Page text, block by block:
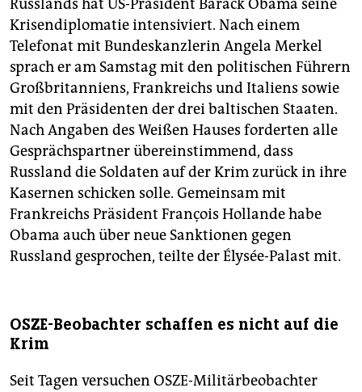
Russlands hat US-Präsident Barack Obama seine
Krisendiplomatie intensiviert. Nach einem
Telefonat mit Bundeskanzlerin Angela Merkel
sprach er am Samstag mit den politischen Führern
Großbritanniens, Frankreichs und Italiens sowie
mit den Präsidenten der drei baltischen Staaten.
Nach Angaben des Weißen Hauses forderten alle
Gesprächspartner übereinstimmend, dass
Russland die Soldaten auf der Krim zurück in ihre
Kasernen schicken solle. Gemeinsam mit
Frankreichs Präsident François Hollande habe
Obama auch über neue Sanktionen gegen
Russland gesprochen, teilte der Élysée-Palast mit.
OSZE-Beobachter schaffen es nicht auf die
Krim
Seit Tagen versuchen OSZE-Militärbeobachter